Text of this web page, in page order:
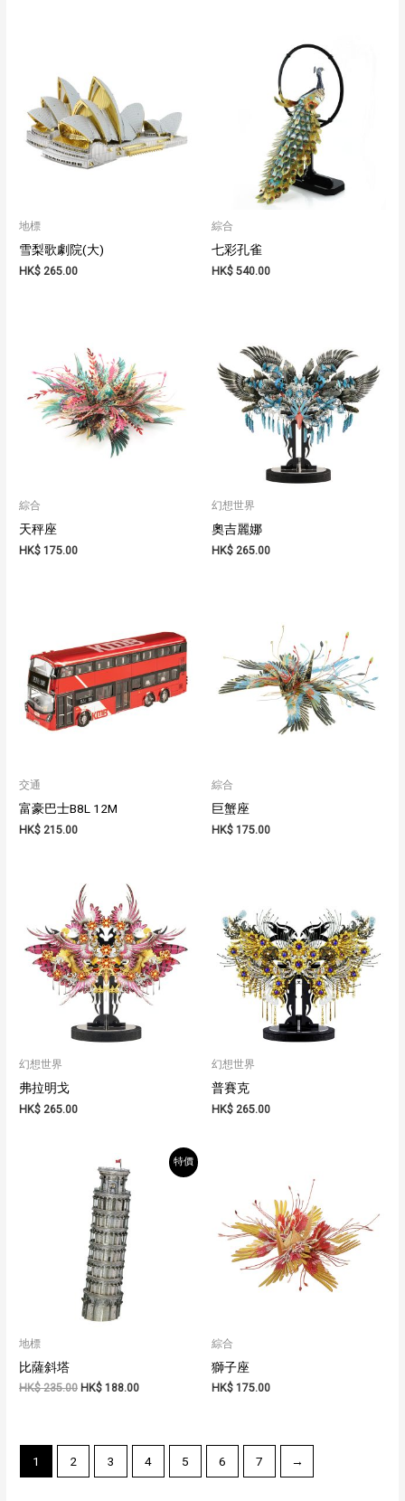
地標
雪梨歌劇院(大)
HK$ 265.00
綜合
七彩孔雀
HK$ 540.00
綜合
天秤座
HK$ 175.00
幻想世界
奧吉麗娜
HK$ 265.00
交通
富豪巴士B8L 12M
HK$ 215.00
綜合
巨蟹座
HK$ 175.00
幻想世界
弗拉明戈
HK$ 265.00
幻想世界
普賽克
HK$ 265.00
特價
地標
比薩斜塔
HK$235.00 原
HK$ 235.00。
HK$ 188.00目
HK$ 188.00。
綜合
獅子座
HK$ 175.00
1 2 3 4 5 6 7 →